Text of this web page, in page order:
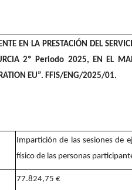
EN LA PRESTACIÓN DEL
2º Periodo 2025, EN EL
EU”. FFIS/ENG/2025/01.
Impartición de las sesiones de
físico de las personas
77.824,75 €